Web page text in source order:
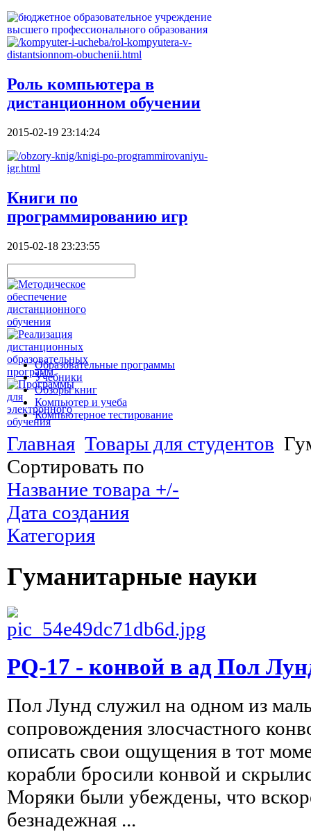
Роль компьютера в
дистанционном обучении
2015-02-19 23:14:24
Книги по
программированию игр
2015-02-18 23:23:55
Образовательные программы
Учебники
Обзоры книг
Компьютер и учеба
Компьютерное тестирование
Главная Товары для студентов
Сортировать по
Название товара +/-
Дата создания
Категория
Гуманитарные науки
PQ-17 - конвой в ад Пол
Пол Лунд служил на одном из
сопровождения злосчастного
описать свои ощущения в тот
корабли бросили конвой и
Моряки были убеждены, что
безнадежная ...